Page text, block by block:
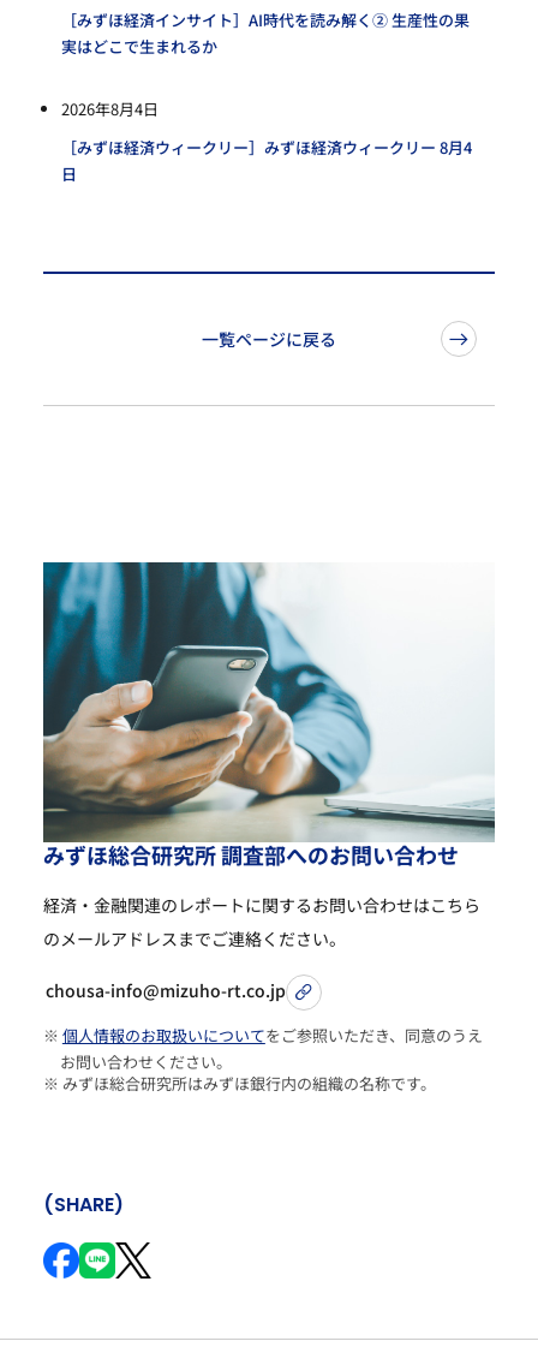
［みずほ経済インサイト］AI時代を読み解く② 生産性の果
実はどこで生まれるか
2026年8月4日
［みずほ経済ウィークリー］みずほ経済ウィークリー 8月4
日
一覧ページに戻る
みずほ総合研究所調査部へのお問い合わせ
経済・金融関連のレポートに関するお問い合わせはこちら
のメールアドレスまでご連絡ください。
chousa-info@mizuho-rt.co.jp
※ 個人情報のお取扱いについてをご参照いただき、同意のうえ
お問い合わせください。
※ みずほ総合研究所はみずほ銀行内の組織の名称です。
(SHARE)